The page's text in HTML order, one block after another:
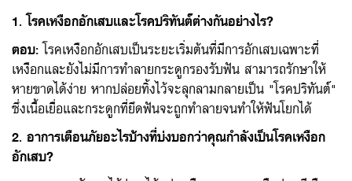
1. โรคเหงือกอักเสบและโรคปริทันต์ต่างกันอย่างไร?
ตอบ:โรคเหงือกอักเสบเป็นระยะเริ่มต้นที่มีการอักเสบเฉพาะที่
เหงือกและยังไม่มีการทำลายกระดูกรองรับฟัน สามารถรักษาให้
หายขาดได้ง่าย หากปล่อยทิ้งไว้จะลุกลามกลายเป็น "โรคปริทันต์"
ซึ่งเนื้อเยื่อและกระดูกที่ยึดฟันจะถูกทำลายจนทำให้ฟันโยกได้
2. อาการเตือนภัยอะไรบ้างที่บ่งบอกว่าคุณกำลังเป็นโรคเหงือก
อักเสบ?